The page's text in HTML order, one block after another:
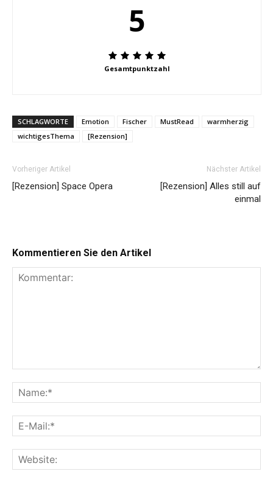
5
Gesamtpunktzahl
SCHLAGWORTE Emotion Fischer MustRead
warmherzig
wichtigesThema
[Rezension]
Vorheriger Artikel
[Rezension] Space Opera
Nächster Artikel
[Rezension] Alles still auf
einmal
Kommentieren Sie den Artikel